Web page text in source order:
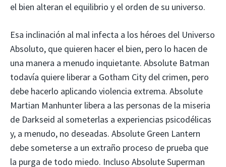
el bien alteran el equilibrio y el orden de su universo.
Esa inclinación al mal infecta a los héroes del Universo
Absoluto, que quieren hacer el bien, pero lo hacen de
una manera a menudo inquietante. Absolute Batman
todavía quiere liberar a Gotham City del crimen, pero
debe hacerlo aplicando violencia extrema. Absolute
Martian Manhunter libera a las personas de la miseria
de Darkseid al someterlas a experiencias psicodélicas
y, a menudo, no deseadas. Absolute Green Lantern
debe someterse a un extraño proceso de prueba que
la purga de todo miedo. Incluso Absolute Superman